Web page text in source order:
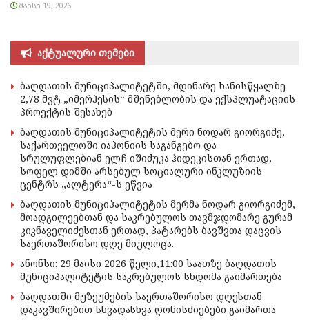
ᲛᲐᲘᲡᲘ 19, 2026
აქტუალური თემები
ბაღდათის მუნიციპალიტეტში, მდინარე ხანისწყალზე
2,78 მვტ „იმერჰესის“ მშენებლობის და ექსპლუატაციის
პროექტის შესახებ
ბაღდათის მუნიციპალიტეტის მერი ნოდარ გიორგიძე,
საქართველოში იაპონიის საგანგებო და
სრულუფლებიან ელჩ იშიძუკა ჰიდეკისთან ერთად,
სოფელ დიმში არსებულ სოციალური ინკლუზიის
ცენტრს „ალტერა“-ს ეწვია
ბაღდათის მუნიციპალიტეტის მერმა ნოდარ გიორგიძემ,
მოადგილეებთან და საკრებულოს თავმჯდომარე გურამ
კიკნაველიძესთან ერთად, პატარებს ბავშვთა დაცვის
საერთაშორისო დღე მიულოცა.
ანონსი: 29 მაისი 2026 წელი,11:00 საათზე ბაღდათის
მუნიციპალიტეტის საკრებულოს სხდომა გაიმართება
ბაღდათში მუზეუმების საერთაშორისო დღესთან
დაკავშირებით სხვადასხვა ღონისძიებები გაიმართა